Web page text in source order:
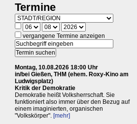
Termine
vergangene Termine anzeigen
Montag, 10.08.2026 18:00 Uhr
in/bei Gießen, THM (ehem. Roxy-Kino am
Ludwigsplatz)
Kritik der Demokratie
Demokratie heißt Volksherrschaft. Sie
funktioniert also immer über den Bezug auf
einem imaginierten, organischen
"Volkskörper". [mehr]